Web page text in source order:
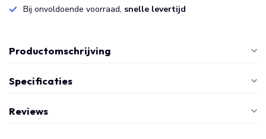
Bij onvoldoende voorraad, snelle levertijd
Productomschrijving
Specificaties
Reviews